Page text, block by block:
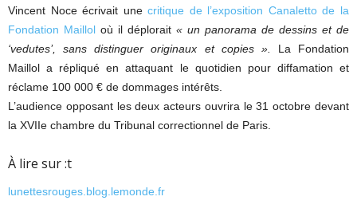
Vincent Noce écrivait unecritique de l’exposition Canaletto de la
Fondation Maillol où il déplorait « un panorama de dessins et de
‘vedutes’, sans distinguer originaux et copies ».
La Fondation
Maillol a répliqué en attaquant le quotidien pour diffamation et
réclame 100 000 € de dommages intérêts.
L’audience opposant les deux acteurs ouvrira le 31 octobre devant
la XVIIe chambre du Tribunal correctionnel de Paris.
À lire sur :t
lunettesrouges.blog.lemonde.fr